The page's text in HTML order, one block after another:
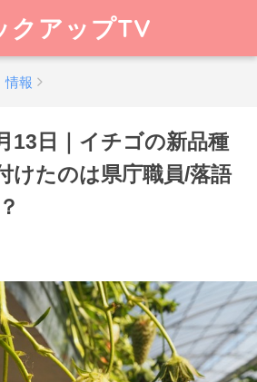
クアップTV
情報
13日｜イチゴの新品種
けたのは県庁職員/落語